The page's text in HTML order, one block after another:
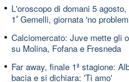
L'oroscopo di domani 5
1ﾟGemelli, giornata 'no
Calciomercato: Juve mette gli
su Molina, Fofana e Fresneda
Far away, finale 1ª stagione:
bacia e si dichiara: 'Ti amo'